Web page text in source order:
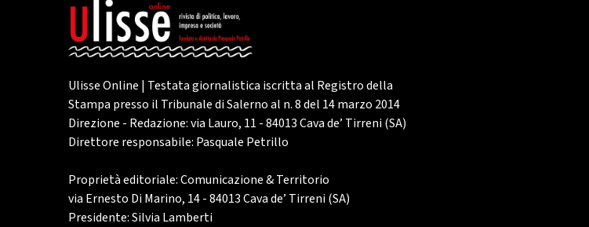
Ulisse Online | Testata giornalistica iscritta al Registro della
Stampa presso il Tribunale di Salerno al n. 8 del 14 marzo 2014
Direzione - Redazione: via Lauro, 11 - 84013 Cava de’ Tirreni (SA)
Direttore responsabile: Pasquale Petrillo
Proprietà editoriale: Comunicazione & Territorio
via Ernesto Di Marino, 14 - 84013 Cava de’ Tirreni (SA)
Presidente: Silvia Lamberti